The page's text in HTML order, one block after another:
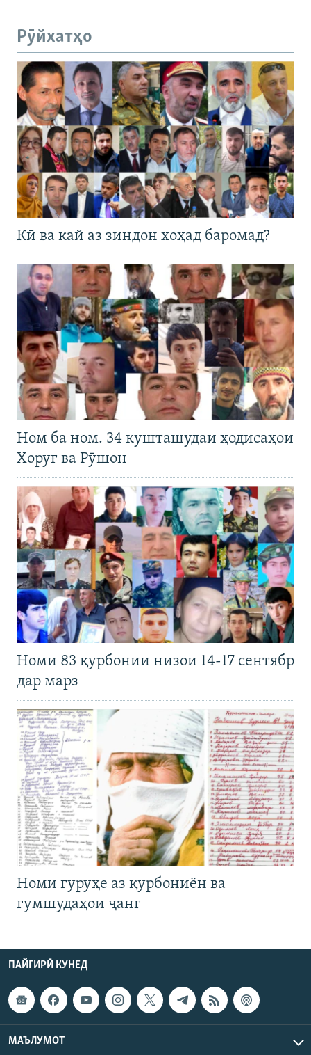
Рӯйхатҳо
Кӣ ва кай аз зиндон хоҳад баромад?
Ном ба ном. 34 кушташудаи ҳодисаҳои
Хоруғ ва Рӯшон
Номи 83 қурбонии низои 14-17 сентябр
дар марз
Номи гуруҳе аз қурбониён ва
гумшудаҳои ҷанг
ПАЙГИРӢ КУНЕД
МАЪЛУМОТ